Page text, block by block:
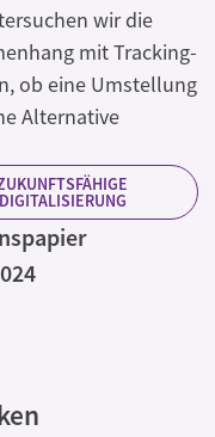
wir die
mit Tracking-
ob eine Umstellung
Alternative
DIGITALISIERUNG